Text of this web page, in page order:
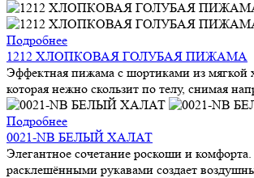
Подробнее
1212 ХЛОПКОВАЯ ГОЛУБАЯ ПИЖАМА
Эффектная пижама с шортиками из мягкой
которая нежно скользит по телу, снимая
Подробнее
0021-NB БЕЛЫЙ ХАЛАТ
Элегантное сочетание роскоши и
расклешёнными рукавами создает